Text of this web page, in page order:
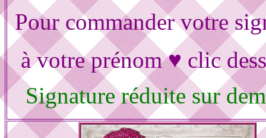
Pour commander votre
à votre prénom ♥ clic
Signature réduite sur